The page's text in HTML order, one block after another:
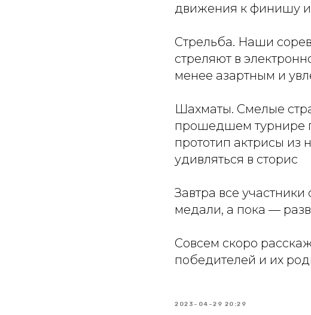
движения к финишу и
Стрельба. Наши
стреляют в
менее азартным и
Шахматы. Смелые
прошедшем турнире
прототип актрисы
удивляться в сторис
Завтра все
медали, а пока —
Совсем скоро
победителей и их
2023-04-29 20:29